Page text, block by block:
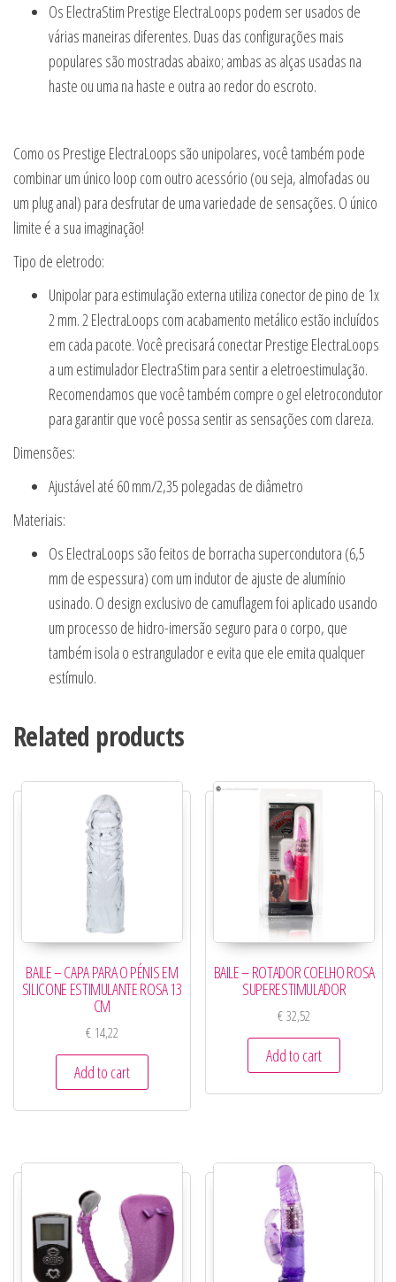
Os ElectraStim Prestige ElectraLoops podem ser usados de
várias maneiras diferentes. Duas das configurações mais
populares são mostradas abaixo; ambas as alças usadas na
haste ou uma na haste e outra ao redor do escroto.
Como os Prestige ElectraLoops são unipolares, você também pode
combinar um único loop com outro acessório (ou seja, almofadas ou
um plug anal) para desfrutar de uma variedade de sensações. O único
limite é a sua imaginação!
Tipo de eletrodo:
Unipolar para estimulação externa utiliza conector de pino de 1x
2 mm. 2 ElectraLoops com acabamento metálico estão incluídos
em cada pacote. Você precisará conectar Prestige ElectraLoops
a um estimulador ElectraStim para sentir a eletroestimulação.
Recomendamos que você também compre o gel eletrocondutor
para garantir que você possa sentir as sensações com clareza.
Dimensões:
Ajustável até 60 mm/2,35 polegadas de diâmetro
Materiais:
Os ElectraLoops são feitos de borracha supercondutora (6,5
mm de espessura) com um indutor de ajuste de alumínio
usinado. O design exclusivo de camuflagem foi aplicado usando
um processo de hidro-imersão seguro para o corpo, que
também isola o estrangulador e evita que ele emita qualquer
estímulo.
Related products
BAILE – CAPA PARA O PÉNIS EM
SILICONE ESTIMULANTE ROSA 13
CM
€14,22
Add to cart
BAILE – ROTADOR COELHO ROSA
SUPERESTIMULADOR
€32,52
Add to cart